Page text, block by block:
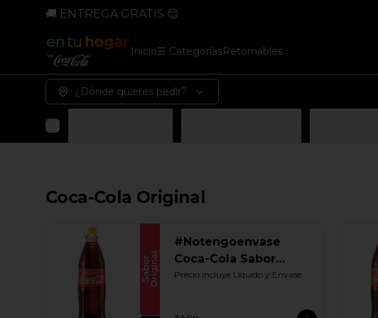
🚚 ENTREGA GRATIS 😊
Inicio☰ CategoríasRetornables
¿Dónde quieres pedir?
Coca-Cola Original
#Notengoenvase
Coca-Cola Sabor
Original 1250 ML.
Precio incluye Liquido y Envase